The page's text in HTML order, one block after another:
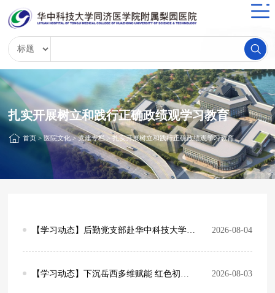
扎实开展树立和践行正确政绩观学习教育
首页>医院文化>党建专栏 >扎实开展树立和践行正确政绩观学习教育
【学习动态】后勤党支部赴华中科技大学城市与建设学院 党建展厅参观学习 2026-08-04
【学习动态】下沉岳西多维赋能 红色初心科普育人 —— 梨园医院组建师生社会实践队服务基层百姓 2026-08-03